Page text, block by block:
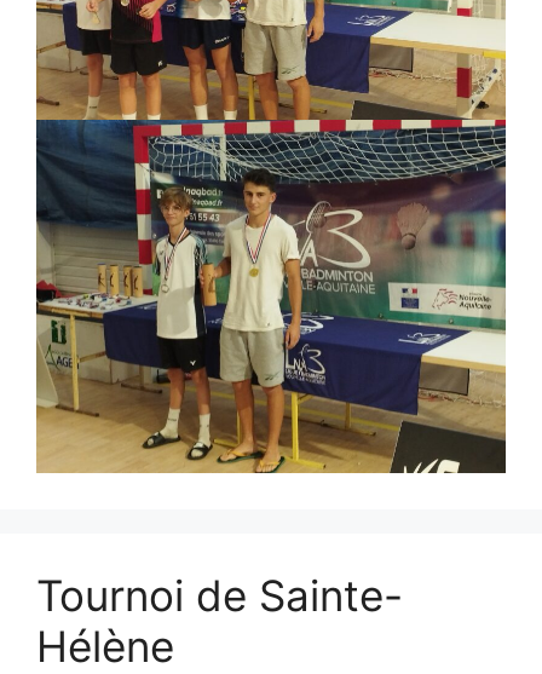
Tournoi de Sainte-
Hélène